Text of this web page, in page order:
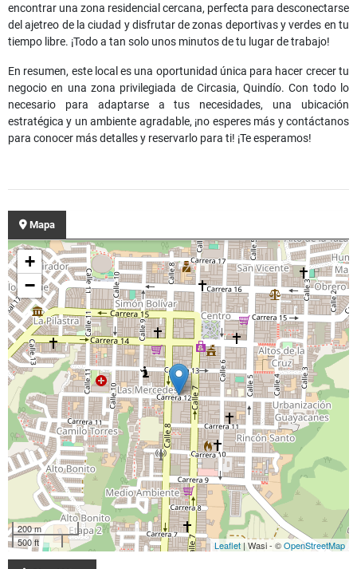
encontrar una zona residencial cercana, perfecta para desconectarse
del ajetreo de la ciudad y disfrutar de zonas deportivas y verdes en tu
tiempo libre. ¡Todo a tan solo unos minutos de tu lugar de trabajo!
En resumen, este local es una oportunidad única para hacer crecer tu
negocio en una zona privilegiada de Circasia, Quindío. Con todo lo
necesario para adaptarse a tus necesidades, una ubicación
estratégica y un ambiente agradable, ¡no esperes más y contáctanos
para conocer más detalles y reservarlo para ti! ¡Te esperamos!
Mapa
+
−
200 m
500 ft
Leaflet | Wasi - ©OpenStreetMap